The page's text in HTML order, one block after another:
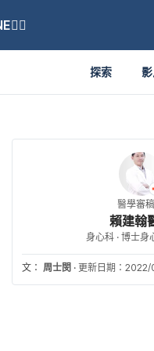
探索 影
醫學審稿
賴建翰
身心科 · 博士身
文： 周士閔 · 更新日期：